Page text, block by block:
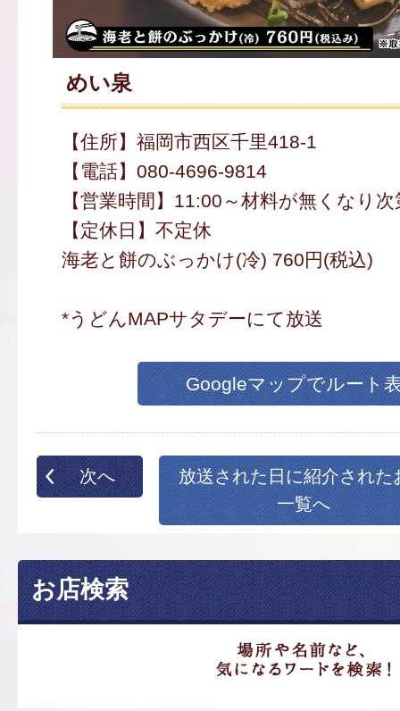
めい泉
【住所】福岡市西区千里418-1
【電話】080-4696-9814
【営業時間】11:00～材料が無くなり次
【定休日】不定休
海老と餅のぶっかけ(冷) 760円(税込)
*うどんMAPサタデーにて放送
Googleマップでルート
次へ
放送された日に紹介された
一覧へ
お店検索